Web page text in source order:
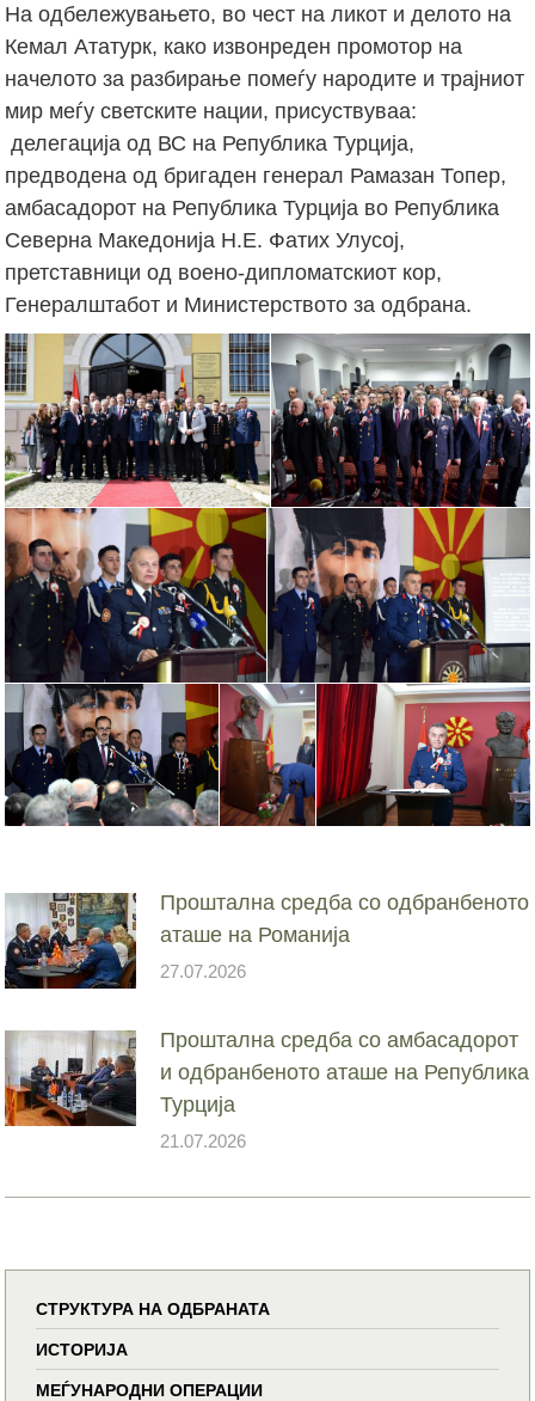
На одбележувањето, во чест на ликот и делото на
Кемал Ататурк, како извонреден промотор на
начелото за разбирање помеѓу народите и трајниот
мир меѓу светските нации, присуствуваа:
делегација од ВС на Република Турција,
предводена од бригаден генерал Рамазан Топер,
амбасадорот на Република Турција во Република
Северна Македонија Н.Е. Фатих Улусој,
претставници од воено-дипломатскиот кор,
Генералштабот и Министерството за одбрана.
Проштална средба со одбранбеното
аташе на Романија
27.07.2026
Проштална средба со амбасадорот
и одбранбеното аташе на Република
Турција
21.07.2026
СТРУКТУРА НА ОДБРАНАТА
ИСТОРИЈА
МЕЃУНАРОДНИ ОПЕРАЦИИ